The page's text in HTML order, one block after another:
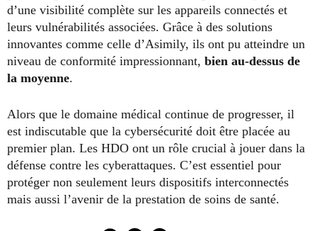
d’une visibilité complète sur les appareils connectés et
leurs vulnérabilités associées. Grâce à des solutions
innovantes comme celle d’Asimily, ils ont pu atteindre un
niveau de conformité impressionnant, bien au-dessus de
la moyenne.
Alors que le domaine médical continue de progresser, il
est indiscutable que la cybersécurité doit être placée au
premier plan. Les HDO ont un rôle crucial à jouer dans la
défense contre les cyberattaques. C’est essentiel pour
protéger non seulement leurs dispositifs interconnectés
mais aussi l’avenir de la prestation de soins de santé.